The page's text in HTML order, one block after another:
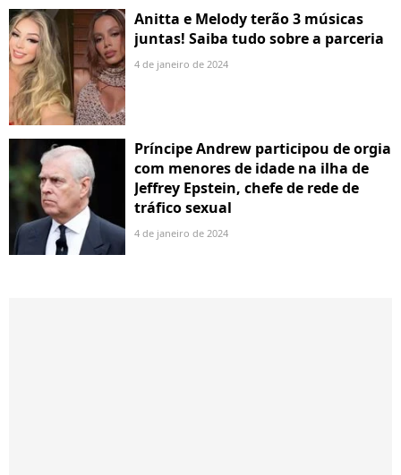
Anitta e Melody terão 3 músicas
juntas! Saiba tudo sobre a parceria
4 de janeiro de 2024
Príncipe Andrew participou de orgia
com menores de idade na ilha de
Jeffrey Epstein, chefe de rede de
tráfico sexual
4 de janeiro de 2024